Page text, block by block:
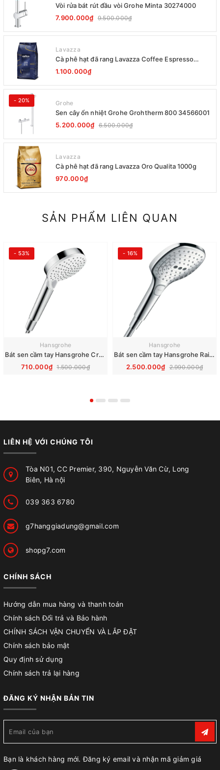
Vòi rửa bát rút đầu vòi Grohe Minta 30274000
7.900.000₫ 9.500.000₫
Lavazza
Cà phê hạt đã rang Lavazza Coffee Espresso
Super Crema 1000g Date 12-2027
1.100.000₫
- 20% Grohe
Sen cây ổn nhiệt Grohe Grohtherm 800 34566001
5.200.000₫ 6.500.000₫
Lavazza
Cà phê hạt đã rang Lavazza Oro Qualita 1000g
970.000₫
SẢN PHẨM LIÊN QUAN
- 53%
Hansgrohe
Bát sen cầm tay Hansgrohe Crometta Vario 26330400
710.000₫ 1.500.000₫
- 16%
Hansgrohe
Bát sen cầm tay Hansgrohe Raindance Select S 120 3jet 26520000
2.500.000₫ 2.990.000₫
LIÊN HỆ VỚI CHÚNG TÔI
Tòa N01, CC Premier, 390, Nguyễn Văn Cừ, Long
Biên, Hà nội
039 363 6780
g7hanggiadung@gmail.com
shopg7.com
CHÍNH SÁCH
Hướng dẫn mua hàng và thanh toán
Chính sách Đổi trả và Bảo hành
CHÍNH SÁCH VẬN CHUYỂN VÀ LẮP ĐẶT
Chính sách bảo mật
Quy định sử dụng
Chính sách trả lại hàng
ĐĂNG KÝ NHẬN BẢN TIN
Bạn là khách hàng mới. Đăng ký email và nhận mã giảm giá